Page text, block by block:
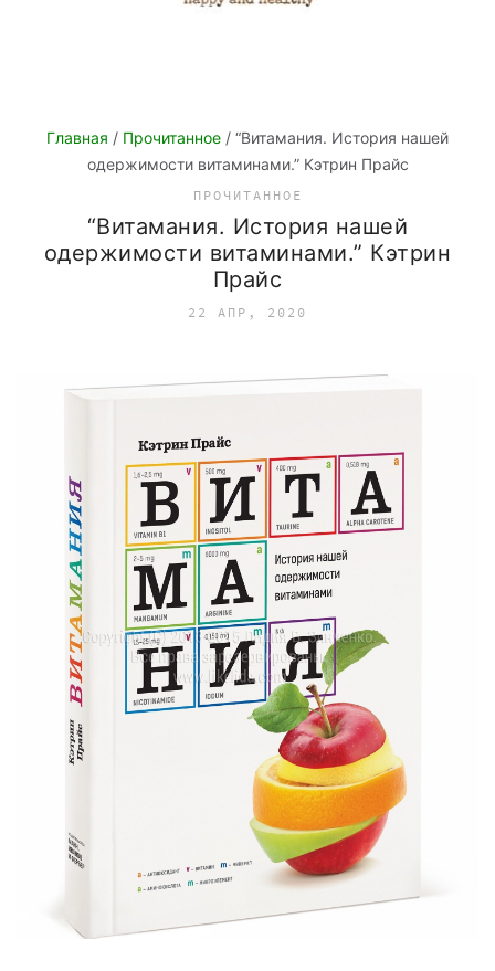
Главная / Прочитанное / “Витамания. История нашей
одержимости витаминами.” Кэтрин Прайс
ПРОЧИТАННОЕ
“Витамания. История нашей
одержимости витаминами.” Кэтрин
Прайс
22 АПР, 2020